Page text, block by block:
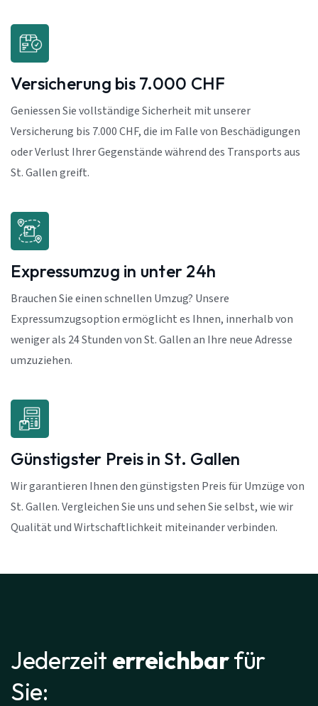
Versicherung bis 7.000 CHF
Geniessen Sie vollständige Sicherheit mit unserer
Versicherung bis 7.000 CHF, die im Falle von Beschädigungen
oder Verlust Ihrer Gegenstände während des Transports aus
St. Gallen greift.
Expressumzug in unter 24h
Brauchen Sie einen schnellen Umzug? Unsere
Expressumzugsoption ermöglicht es Ihnen, innerhalb von
weniger als 24 Stunden von St. Gallen an Ihre neue Adresse
umzuziehen.
Günstigster Preis in St. Gallen
Wir garantieren Ihnen den günstigsten Preis für Umzüge von
St. Gallen. Vergleichen Sie uns und sehen Sie selbst, wie wir
Qualität und Wirtschaftlichkeit miteinander verbinden.
Jederzeit erreichbarfür
Sie: